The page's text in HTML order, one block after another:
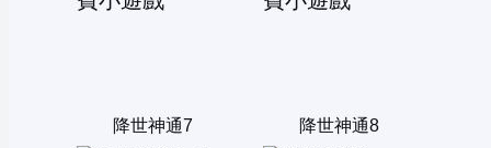
降世神通7 降世神通8